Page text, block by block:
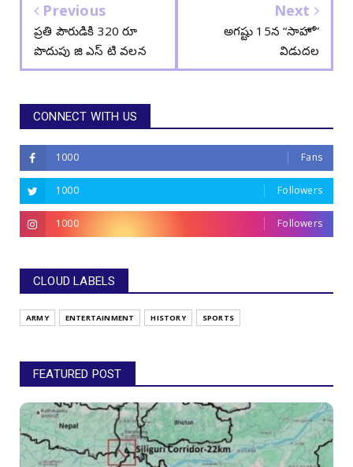
Previous
ప్రతి పౌరుడికి 320 రూ
పొదుపు జి ఎస్ టి వలన
Next
అగ‌ష్టు 15న “సాహో”
విడుద‌ల‌
CONNECT WITH US
1000 Fans
1000 Followers
1000 Followers
CLOUD LABELS
ARMY ENTERTAINMENT HISTORY SPORTS
FEATURED POST